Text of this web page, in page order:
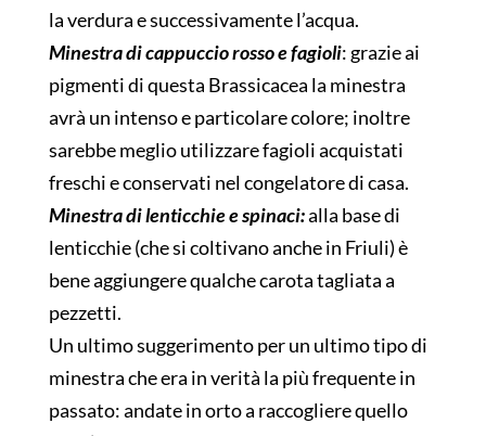
la verdura e successivamente l’acqua.
Minestra di cappuccio rosso e fagioli: grazie ai
pigmenti di questa Brassicacea la minestra
avrà un intenso e particolare colore; inoltre
sarebbe meglio utilizzare fagioli acquistati
freschi e conservati nel congelatore di casa.
Minestra di lenticchie e spinaci:alla base di
lenticchie (che si coltivano anche in Friuli) è
bene aggiungere qualche carota tagliata a
pezzetti.
Un ultimo suggerimento per un ultimo tipo di
minestra che era in verità la più frequente in
passato: andate in orto a raccogliere quello